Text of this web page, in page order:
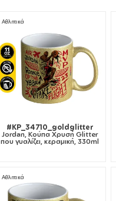
Αθλητικά
#KP_34710_goldglitter
Jordan, Κούπα Χρυσή Glitter
που γυαλίζει, κεραμική, 330ml
Αθλητικά